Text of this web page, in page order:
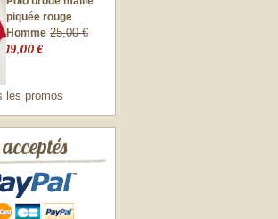
piquée rouge
Homme 25,00 €
19,00 €
les promos